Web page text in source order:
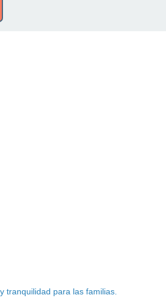
tranquilidad para las familias.